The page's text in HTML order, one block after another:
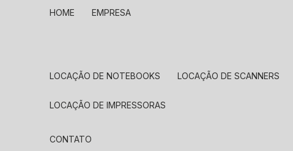
HOME EMPRESA
LOCAÇÃO DE NOTEBOOKS LOCAÇÃO DE SCANNERS
LOCAÇÃO DE IMPRESSORAS
CONTATO